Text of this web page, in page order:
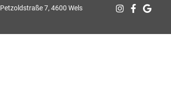
Petzoldstraße 7, 4600 Wels